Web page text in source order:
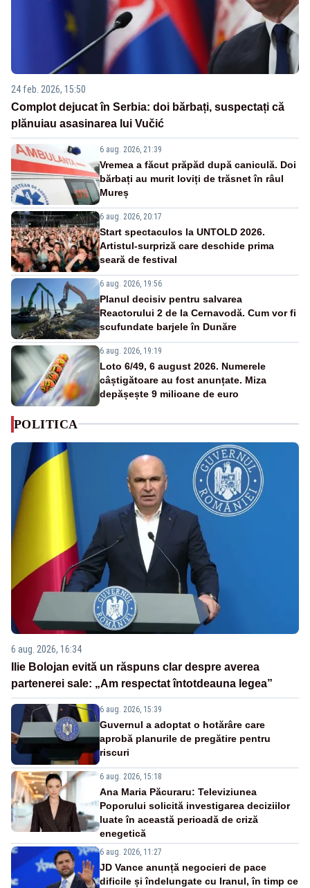
24 feb. 2026, 15:50
Complot dejucat în Serbia: doi bărbați, suspectați că
plănuiau asasinarea lui Vučić
6 aug. 2026, 21:39
Vremea a făcut prăpăd după caniculă. Doi
bărbați au murit loviți de trăsnet în râul
Mureș
6 aug. 2026, 20:17
Start spectaculos la UNTOLD 2026.
Artistul-surpriză care deschide prima
seară de festival
6 aug. 2026, 19:56
Planul decisiv pentru salvarea
Reactorului 2 de la Cernavodă. Cum vor fi
scufundate barjele în Dunăre
6 aug. 2026, 19:19
Loto 6/49, 6 august 2026. Numerele
câștigătoare au fost anunțate. Miza
depășește 9 milioane de euro
POLITICA
6 aug. 2026, 16:34
Ilie Bolojan evită un răspuns clar despre averea
partenerei sale: „Am respectat întotdeauna legea”
6 aug. 2026, 15:39
Guvernul a adoptat o hotărâre care
aprobă planurile de pregătire pentru
riscuri
6 aug. 2026, 15:18
Ana Maria Păcuraru: Televiziunea
Poporului solicită investigarea deciziilor
luate în această perioadă de criză
enegetică
6 aug. 2026, 11:27
JD Vance anunță negocieri de pace
dificile și îndelungate cu Iranul, în timp ce